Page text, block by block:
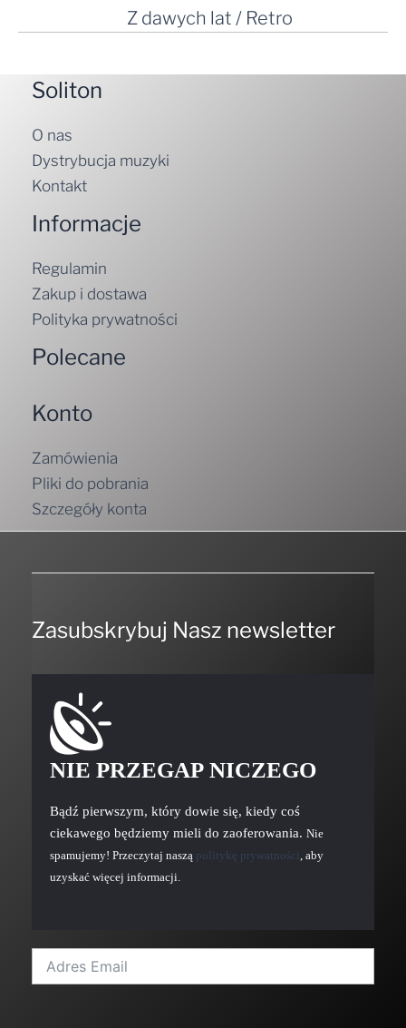
Z dawych lat / Retro
Soliton
O nas
Dystrybucja muzyki
Kontakt
Informacje
Regulamin
Zakup i dostawa
Polityka prywatności
Polecane
Konto
Zamówienia
Pliki do pobrania
Szczegóły konta
Zasubskrybuj Nasz newsletter
NIE PRZEGAP NICZEGO
Bądź pierwszym, który dowie się, kiedy coś
ciekawego będziemy mieli do zaoferowania. Nie
spamujemy! Przeczytaj naszą politykę prywatności, aby
uzyskać więcej informacji.